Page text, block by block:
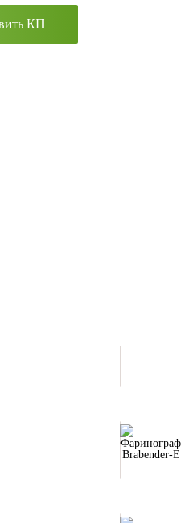
КП
Фаринограф
Brabender-E